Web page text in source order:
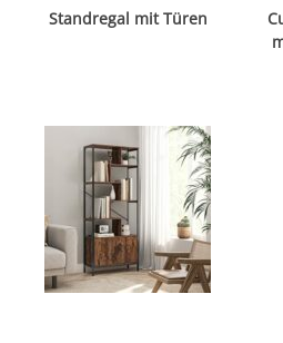
Standregal mit Türen